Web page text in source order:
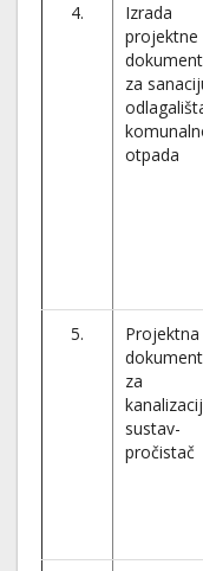
4.
Izrada
projektne
za
otpada
5.
Projektna
za
sustav-
pročistač